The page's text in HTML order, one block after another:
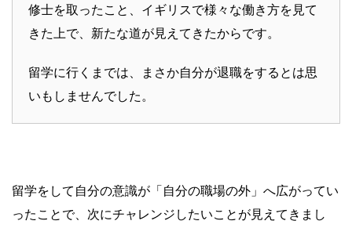
修士を取ったこと、イギリスで様々な働き方を見て
きた上で、新たな道が見えてきたからです。
留学に行くまでは、まさか自分が退職をするとは思
いもしませんでした。
留学をして自分の意識が「自分の職場の外」へ広がってい
ったことで、次にチャレンジしたいことが見えてきまし